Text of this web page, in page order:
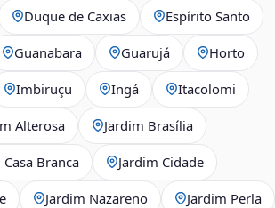
Duque de Caxias Espírito Santo
Guanabara Guarujá Horto
Imbiruçu Ingá Itacolomi
Alterosa Jardim Brasília
Casa Branca Jardim Cidade
Jardim Nazareno Jardim Perla